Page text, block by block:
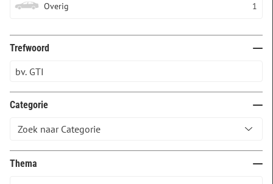
Overig 1
Trefwoord
Categorie
Thema